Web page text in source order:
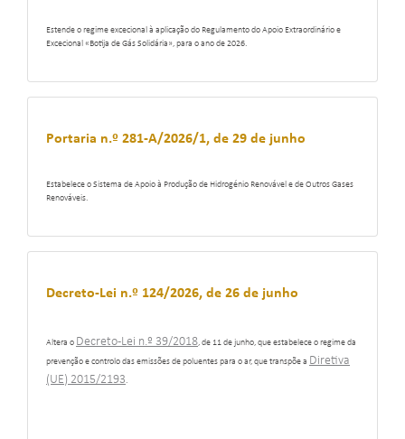
Estende o regime excecional à aplicação do Regulamento do Apoio Extraordinário e
Excecional «Botija de Gás Solidária», para o ano de 2026.
Portaria n.º 281-A/2026/1, de 29 de junho
Estabelece o Sistema de Apoio à Produção de Hidrogénio Renovável e de Outros Gases
Renováveis.
Decreto-Lei n.º 124/2026, de 26 de junho
Altera o Decreto-Lei n.º 39/2018, de 11 de junho, que estabelece o regime da
prevenção e controlo das emissões de poluentes para o ar, que transpõe a Diretiva
(UE) 2015/2193.